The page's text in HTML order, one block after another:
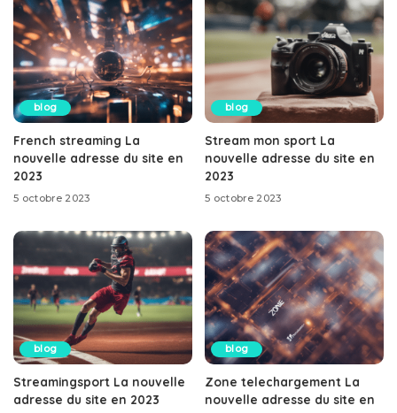
blog
French streaming La
nouvelle adresse du site en
2023
5 octobre 2023
blog
Stream mon sport La
nouvelle adresse du site en
2023
5 octobre 2023
blog
Streamingsport La nouvelle
adresse du site en 2023
blog
Zone telechargement La
nouvelle adresse du site en